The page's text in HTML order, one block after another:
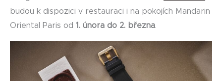
budou k dispozici v restauraci i na pokojích Mandarin
Oriental Paris od 1. února do 2. března.